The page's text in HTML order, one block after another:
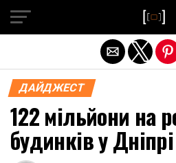
ДАЙДЖЕСТ
122 мільйони на
будинків у
Exit mobile